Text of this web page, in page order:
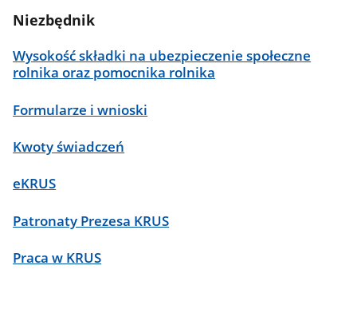
Niezbędnik
Wysokość składki na ubezpieczenie społeczne
rolnika oraz pomocnika rolnika
Formularze i wnioski
Kwoty świadczeń
eKRUS
Patronaty Prezesa KRUS
Praca w KRUS